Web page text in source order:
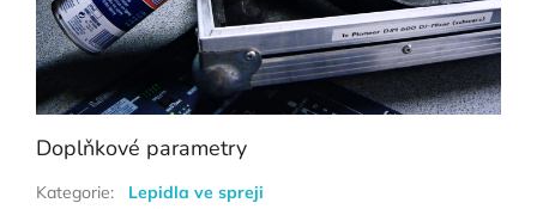
Doplňkové parametry
Kategorie:
Lepidla ve spreji